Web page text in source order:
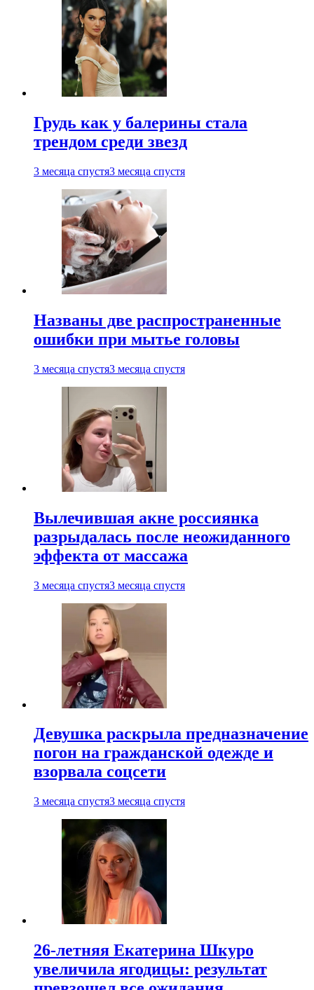
Грудь как у балерины стала
трендом среди звезд
3 месяца спустя3 месяца спустя
Названы две распространенные
ошибки при мытье головы
3 месяца спустя3 месяца спустя
Вылечившая акне россиянка
разрыдалась после неожиданного
эффекта от массажа
3 месяца спустя3 месяца спустя
Девушка раскрыла предназначение
погон на гражданской одежде и
взорвала соцсети
3 месяца спустя3 месяца спустя
26-летняя Екатерина Шкуро
увеличила ягодицы: результат